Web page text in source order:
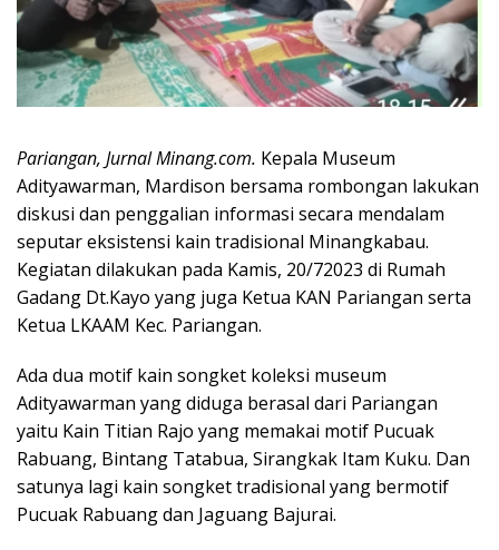
Pariangan, Jurnal Minang.com. Kepala Museum
Adityawarman, Mardison bersama rombongan lakukan
diskusi dan penggalian informasi secara mendalam
seputar eksistensi kain tradisional Minangkabau.
Kegiatan dilakukan pada Kamis, 20/72023 di Rumah
Gadang Dt.Kayo yang juga Ketua KAN Pariangan serta
Ketua LKAAM Kec. Pariangan.
Ada dua motif kain songket koleksi museum
Adityawarman yang diduga berasal dari Pariangan
yaitu Kain Titian Rajo yang memakai motif Pucuak
Rabuang, Bintang Tatabua, Sirangkak Itam Kuku. Dan
satunya lagi kain songket tradisional yang bermotif
Pucuak Rabuang dan Jaguang Bajurai.